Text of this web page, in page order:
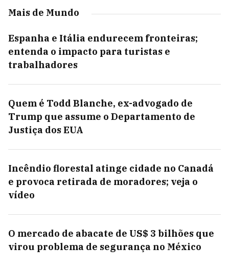
Mais de Mundo
Espanha e Itália endurecem fronteiras;
entenda o impacto para turistas e
trabalhadores
Quem é Todd Blanche, ex-advogado de
Trump que assume o Departamento de
Justiça dos EUA
Incêndio florestal atinge cidade no Canadá
e provoca retirada de moradores; veja o
vídeo
O mercado de abacate de US$ 3 bilhões que
virou problema de segurança no México